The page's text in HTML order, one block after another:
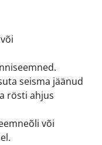
seisma jäänud
rösti ahjus
või